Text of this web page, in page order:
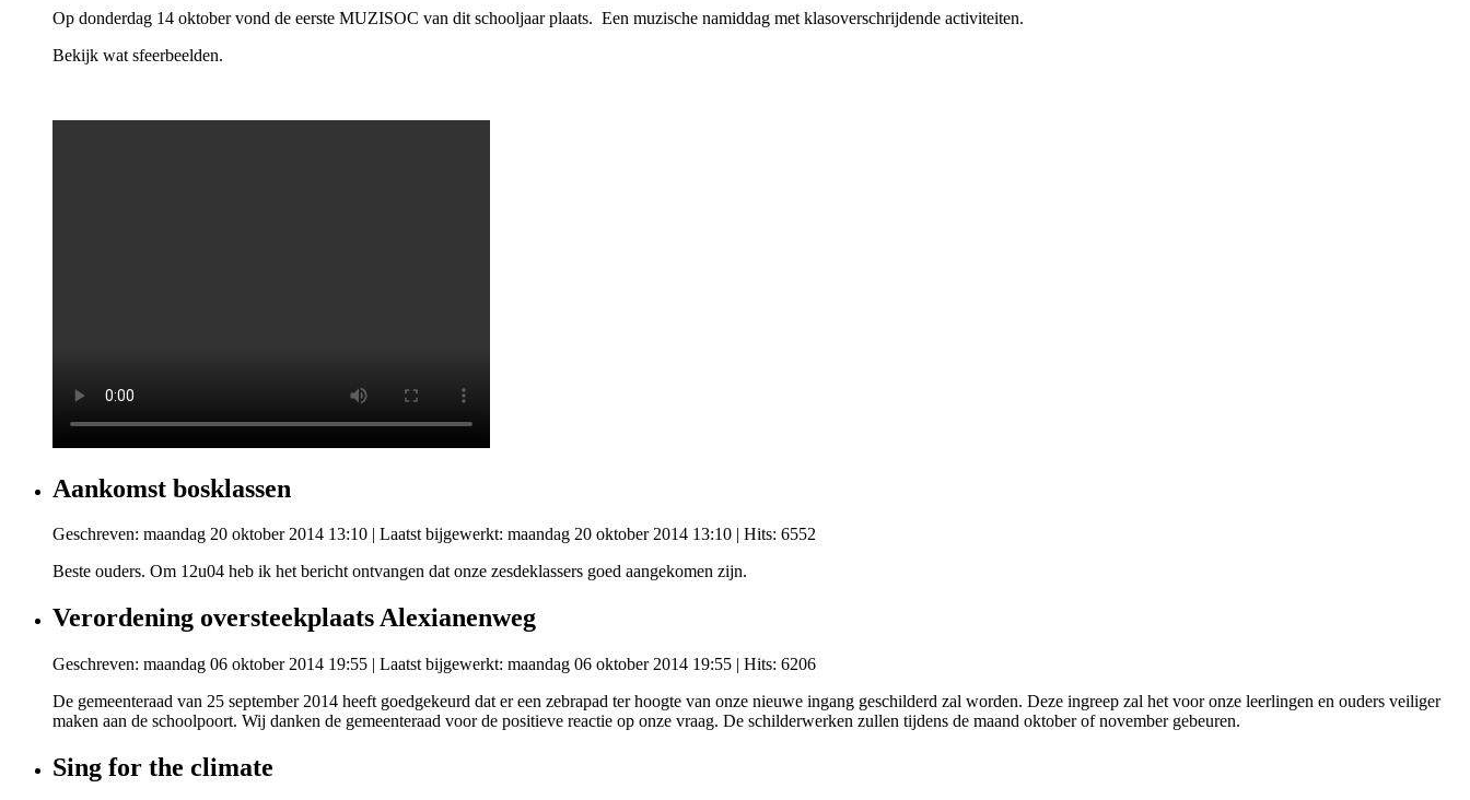
Op donderdag 14 oktober vond de eerste MUZISOC van dit schooljaar plaats. Een muzische namiddag met klasoverschrijdende activiteiten.
Bekijk wat sfeerbeelden.
Aankomst bosklassen
Geschreven: maandag 20 oktober 2014 13:10 | Laatst bijgewerkt: maandag 20 oktober 2014 13:10 | Hits: 6552
Beste ouders. Om 12u04 heb ik het bericht ontvangen dat onze zesdeklassers goed aangekomen zijn.
Verordening oversteekplaats Alexianenweg
Geschreven: maandag 06 oktober 2014 19:55 | Laatst bijgewerkt: maandag 06 oktober 2014 19:55 | Hits: 6206
De gemeenteraad van 25 september 2014 heeft goedgekeurd dat er een zebrapad ter hoogte van onze nieuwe ingang geschilderd zal worden. Deze ingreep zal het voor onze leerlingen en ouders veiliger
maken aan de schoolpoort. Wij danken de gemeenteraad voor de positieve reactie op onze vraag. De schilderwerken zullen tijdens de maand oktober of november gebeuren.
Sing for the climate